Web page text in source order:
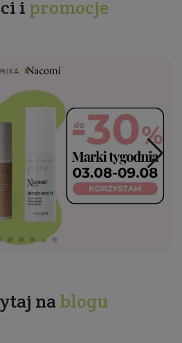
i promocje
na blogu